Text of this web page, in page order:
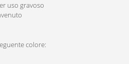
uso gravoso
colore: